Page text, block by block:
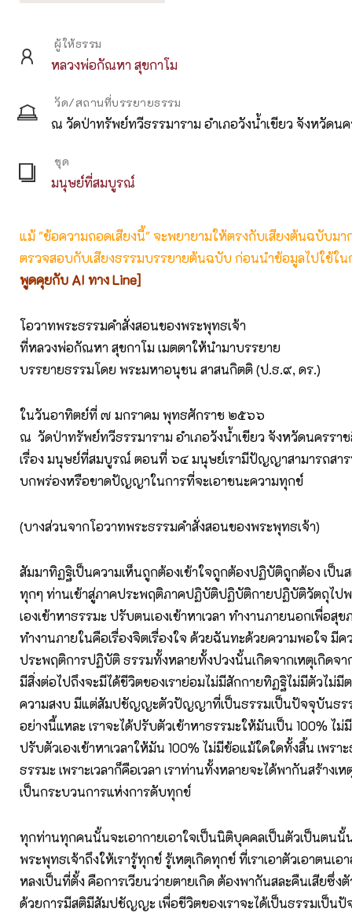
ผู้ให้ธรรม
หลวงพ่อกัณหา สุขกาโม
วัด/สถานที่บรรยายธรรม
ณ วัดป่าทรัพย์ทวีธรรมาราม อำเภอวังน้ำเขียว จังหวัดน
ชุด
มนุษย์ที่สมบูรณ์
แม้ "ข้อความถอดเสียงนี้" จะพยายามให้ตรงกับเสียงต้นฉบับม
ตรวจสอบกับเสียงธรรมบรรยายต้นฉบับ ก่อนนำข้อมูลไปใช้ใน
พูดคุยกับ AI ทาง Line]
โอวาทพระธรรมคำสั่งสอนของพระพุทธเจ้า
ที่หลวงพ่อกัณหา สุขกาโม เมตตาให้นำมาบรรยาย
บรรยายธรรมโดย พระมหาอนุชน สาสนกิตติ (ป.ธ.๙, ดร.)
ในวันอาทิตย์ที่ ๗ มกราคม พุทธศักราช ๒๕๖๖
ณ วัดป่าทรัพย์ทวีธรรมาราม อำเภอวังน้ำเขียว จังหวัดนครรา
เรื่อง มนุษย์ที่สมบูรณ์ ตอนที่ ๖๔ มนุษย์เรามีปัญญาสามารถสา
บกพร่องหรือขาดปัญญาในการที่จะเอาชนะความทุกข์
(บางส่วนจากโอวาทพระธรรมคำสั่งสอนของพระพุทธเจ้า)
สัมมาทิฏฐิเป็นความเห็นถูกต้องเข้าใจถูกต้องปฏิบัติถูกต้อง เป็
ทุกๆ ท่านเข้าสู่ภาคประพฤติภาคปฏิบัติปฏิบัติกายปฏิบัติวัตถุไป
เองเข้าหาธรรมะ ปรับตนเองเข้าหาเวลา ทำงานภายนอกเพื่อสุข
ทำงานภายในคือเรื่องจิตเรื่องใจ ด้วยฉันทะด้วยความพอใจ มีค
ประพฤติการปฏิบัติ ธรรมทั้งหลายทั้งปวงนั้นเกิดจากเหตุเกิดจา
มีสิ่งต่อไปถึงจะมีได้ชีวิตของเราย่อมไม่มีสักกายทิฏฐิไม่มีตัวไม่
ความสงบ มีแต่สัมปชัญญะตัวปัญญาที่เป็นธรรมเป็นปัจจุบันธร
อย่างนี้แหละ เราจะได้ปรับตัวเข้าหาธรรมะให้มันเป็น 100% ไ
ปรับตัวเองเข้าหาเวลาให้มัน 100% ไม่มีข้อแม้ใดใดทั้งสิ้น เพรา
ธรรมะ เพราะเวลาก็คือเวลา เราท่านทั้งหลายจะได้พากันสร้างเ
เป็นกระบวนการแห่งการดับทุกข์
ทุกท่านทุกคนนั้นจะเอากายเอาใจเป็นนิติบุคคลเป็นตัวเป็นตนนั้
พระพุทธเจ้าถึงให้เรารู้ทุกข์ รู้เหตุเกิดทุกข์ ที่เราเอาตัวเอาตนเอ
หลงเป็นที่ตั้ง คือการเวียนว่ายตายเกิด ต้องพากันสละคืนเสียซึ่
ด้วยการมีสติมีสัมปชัญญะ เพื่อชีวิตของเราจะได้เป็นธรรมเป็น